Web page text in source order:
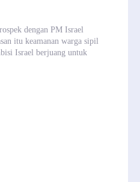
dengan PM Israel
itu keamanan warga sipil
Israel berjuang untuk